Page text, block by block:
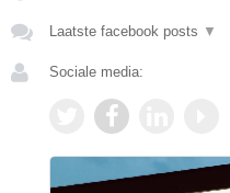
Laatste facebook posts ▼
Sociale media: